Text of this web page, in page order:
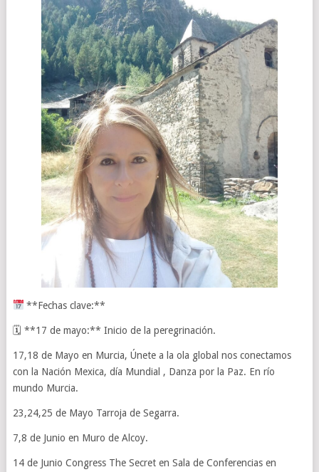
**Fechas clave:**
🗓 **17 de mayo:** Inicio de la peregrinación.
17,18 de Mayo en Murcia, Únete a la ola global nos conectamos
con la Nación Mexica, día Mundial , Danza por la Paz. En río
mundo Murcia.
23,24,25 de Mayo Tarroja de Segarra.
7,8 de Junio en Muro de Alcoy.
14 de Junio Congress The Secret en Sala de Conferencias en